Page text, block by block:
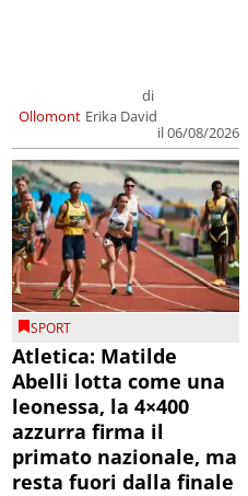
Ollomont
di
Erika David
il 06/08/2026
SPORT
Atletica: Matilde
Abelli lotta come una
leonessa, la 4×400
azzurra firma il
primato nazionale, ma
resta fuori dalla finale